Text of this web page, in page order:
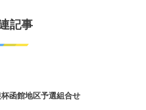
記事
函館地区予選組合せ